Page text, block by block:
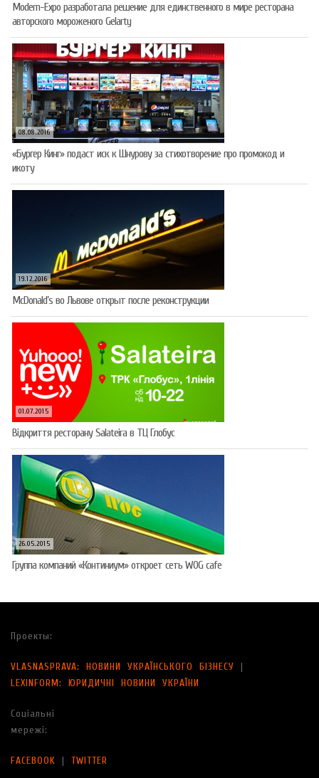
Modern-Expo разработала решение для единственного в мире ресторана
авторского мороженого Gelarty
08.08.2016
«Бургер Кинг» подаст иск к Шнурову за стихотворение про промокод и
икоту
19.12.2016
McDonald’s во Львове открыт после реконструкции
01.07.2015
Відкриття ресторану Salateirа в ТЦ Глобус
26.05.2015
Группа компаний «Континиум» откроет сеть WOG cafe
Проекты:
VLASNASPRAVA: НОВИНИ УКРАЇНСЬКОГО БІЗНЕСУ |
LEXINFORM: ЮРИДИЧНІ НОВИНИ УКРАЇНИ
Соціальні
мережі:
FACEBOOK | TWITTER